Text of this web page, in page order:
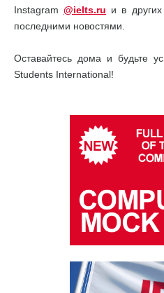
Instagram@ielts.ru и в
последними новостями.
Оставайтесь дома и будьте
Students International!